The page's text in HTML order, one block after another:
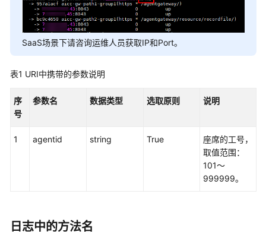
式
系
统
配
置
接
考
作
SaaS场景下请咨询运维人员获取IP和Port。
表1 URI中携带的参数说明
序
号
参数名 数据类型 选取原则 说明
1 agentid string True
座席的工号，
取值范围：
101～
999999。
日志中的方法名